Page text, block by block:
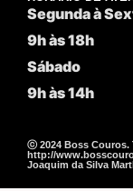
Segunda à
9h às 18h
Sábado
9h às 14h
ⓒ 2024 Boss Couros.
http://
Joaquim da Silva